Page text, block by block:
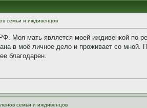
семьи и иждивенцов
Моя мать является моей иждивенкой по
в моё личное дело и проживает со мной.
благодарен.
семьи и иждивенцов